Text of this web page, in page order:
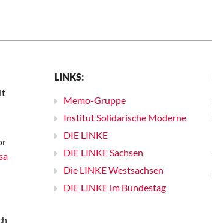
LINKS:
Memo-Gruppe
Institut Solidarische Moderne
DIE LINKE
DIE LINKE Sachsen
Die LINKE Westsachsen
DIE LINKE im Bundestag